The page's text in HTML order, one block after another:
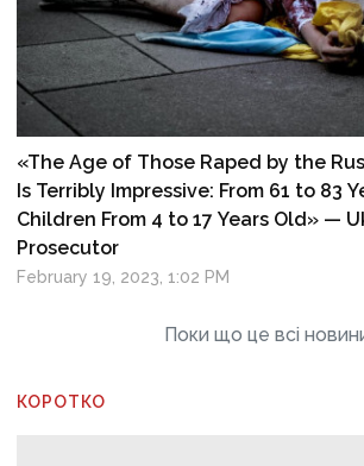
«The Age of Those Raped by the
Is Terribly Impressive: From 61 to 83
Children From 4 to 17 Years Old» —
Prosecutor
February 19, 2023, 1:02 PM
Поки що це всі
КОРОТКО